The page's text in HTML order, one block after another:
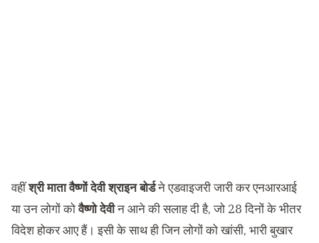
वहींश्री माता वैष्णों देवी श्राइन बोर्डने एडवाइजरी जारी कर एनआरआई
या उन लोगों कोवैष्णो देवीन आने की सलाह दी है, जो 28 दिनों के भीतर
विदेश होकर आए हैं। इसी के साथ ही जिन लोगों को खांसी, भारी बुखार